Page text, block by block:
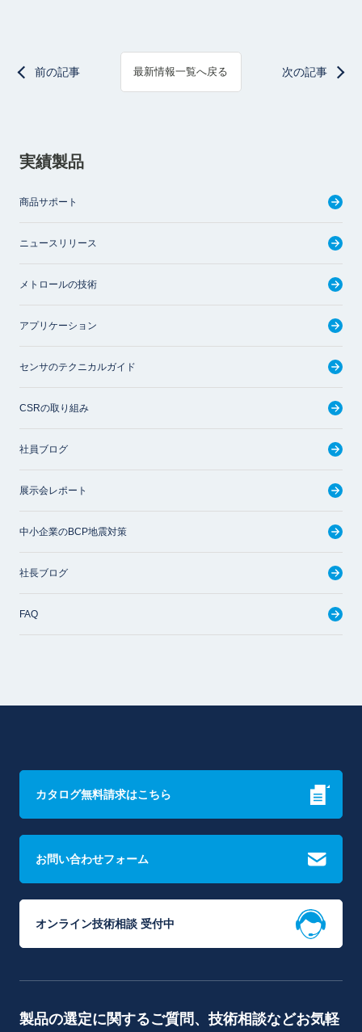
前の記事 最新情報一覧へ戻る 次の記事
実績製品
商品サポート
ニュースリリース
メトロールの技術
アプリケーション
センサのテクニカルガイド
CSRの取り組み
社員ブログ
展示会レポート
中小企業のBCP地震対策
社長ブログ
FAQ
カタログ無料請求はこちら
お問い合わせフォーム
オンライン技術相談 受付中
製品の選定に関するご質問、技術相談などお気軽